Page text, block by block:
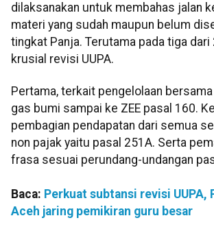
dilaksanakan untuk membahas jalan
materi yang sudah maupun belum
tingkat Panja. Terutama pada tiga
krusial revisi UUPA.
Pertama, terkait pengelolaan
gas bumi sampai ke ZEE pasal 160.
pembagian pendapatan dari semua
non pajak yaitu pasal 251A. Serta
frasa sesuai perundang-undangan
Baca: Perkuat subtansi revisi UUPA,
Aceh jaring pemikiran guru besar